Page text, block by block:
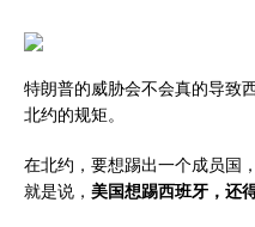
特朗普的威胁会不会真的导致
北约的规矩。
在北约，要想踢出一个成员国
就是说， 美国想踢西班牙，还